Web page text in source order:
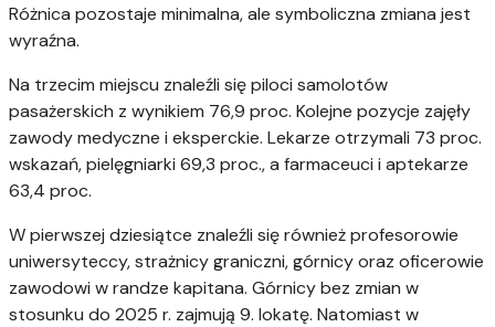
Różnica pozostaje minimalna, ale symboliczna zmiana jest
wyraźna.
Na trzecim miejscu znaleźli się piloci samolotów
pasażerskich z wynikiem 76,9 proc. Kolejne pozycje zajęły
zawody medyczne i eksperckie. Lekarze otrzymali 73 proc.
wskazań, pielęgniarki 69,3 proc., a farmaceuci i aptekarze
63,4 proc.
W pierwszej dziesiątce znaleźli się również profesorowie
uniwersyteccy, strażnicy graniczni, górnicy oraz oficerowie
zawodowi w randze kapitana. Górnicy bez zmian w
stosunku do 2025 r. zajmują 9. lokatę. Natomiast w